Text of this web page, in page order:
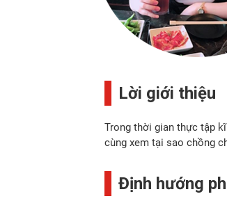
Lời giới thiệu
Trong thời gian thực tập
cùng xem tại sao chồng
Định hướng